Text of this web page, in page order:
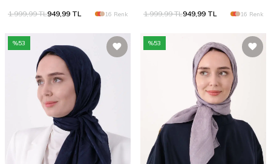
1.999,99TL949,99 TL 16 Renk 1.999,99TL949,99 TL 16 Renk
%53 %53